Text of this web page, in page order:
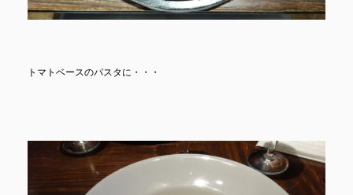
トマトベースのパスタに・・・